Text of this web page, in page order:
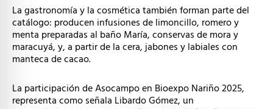
La gastronomía y la cosmética también forman parte del
catálogo: producen infusiones de limoncillo, romero y
menta preparadas al baño María, conservas de mora y
maracuyá, y, a partir de la cera, jabones y labiales con
manteca de cacao.
La participación de Asocampo en Bioexpo Nariño 2025,
representa como señala Libardo Gómez, un